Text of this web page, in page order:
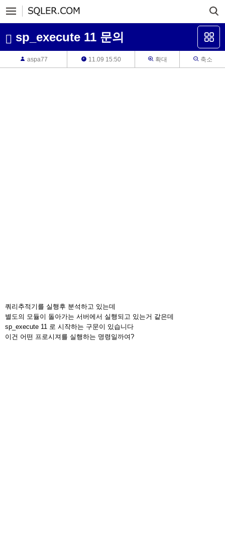
sp_execute 11 문의
aspa77 11.09 15:50 확대 축소
쿼리추적기를 실행후 분석하고 있는데
별도의 모듈이 돌아가는 서버에서 실행되고 있는거 같은데
sp_execute 11 로 시작하는 구문이 있습니다
이건 어떤 프로시져를 실행하는 명령일까여?